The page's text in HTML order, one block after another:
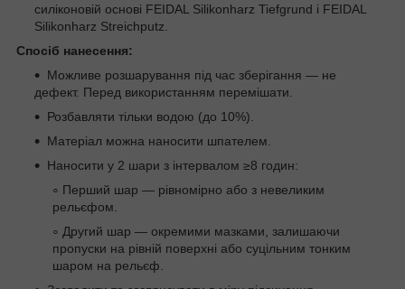
силіконовій основі FEIDAL Silikonharz Tiefgrund і FEIDAL
Silikonharz Streichputz.
Спосіб нанесення:
Можливе розшарування під час зберігання — не
дефект. Перед використанням перемішати.
Розбавляти тільки водою (до 10%).
Матеріал можна наносити шпателем.
Наносити у 2 шари з інтервалом ≥8 годин:
Перший шар — рівномірно або з невеликим
рельєфом.
Другий шар — окремими мазками, залишаючи
пропуски на рівній поверхні або суцільним тонким
шаром на рельєф.